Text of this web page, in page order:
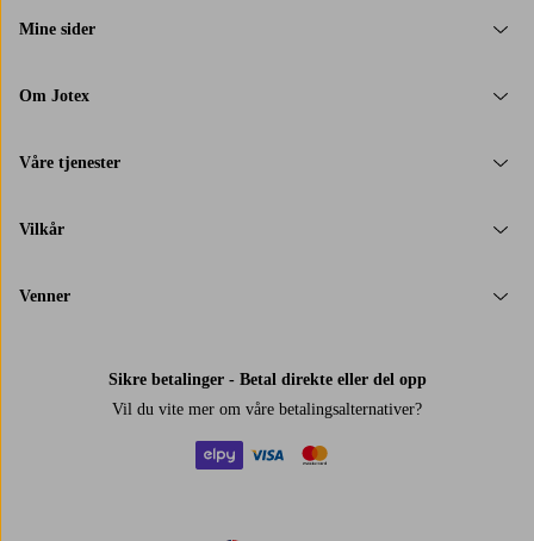
Mine sider
Om Jotex
Våre tjenester
Vilkår
Venner
Sikre betalinger - Betal direkte eller del opp
Vil du vite mer om våre betalingsalternativer?